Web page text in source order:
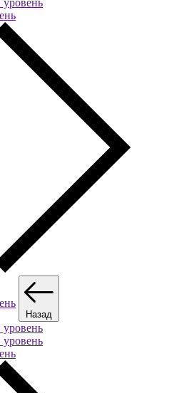
уровень
Назад
уровень
уровень